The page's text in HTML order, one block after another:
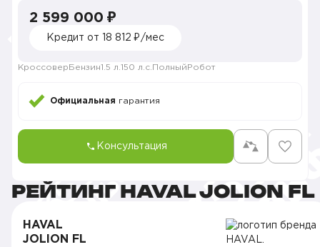
2 599 000 ₽
Кредит от 18 812 ₽/мес
Кроссовер Бензин1.5 л. 150 л.с. Полный Робот
Официальная гарантия
Консультация
РЕЙТИНГ HAVAL JOLION FL
HAVAL
JOLION FL